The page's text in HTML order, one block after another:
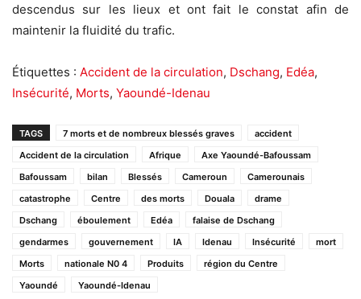
descendus sur les lieux et ont fait le constat afin de
maintenir la fluidité du trafic.
Étiquettes : Accident de la circulation, Dschang, Edéa,
Insécurité, Morts, Yaoundé-Idenau
TAGS 7 morts et de nombreux blessés graves
accident
Accident de la circulation
Afrique
Axe Yaoundé-Bafoussam
Bafoussam
bilan Blessés Cameroun
Camerounais
catastrophe
Centre des morts Douala
drame
Dschang
éboulement Edéa
falaise de Dschang
gendarmes
gouvernement IA Idenau Insécurité
mort
Morts
nationale N0 4 Produits
région du Centre
Yaoundé
Yaoundé-Idenau